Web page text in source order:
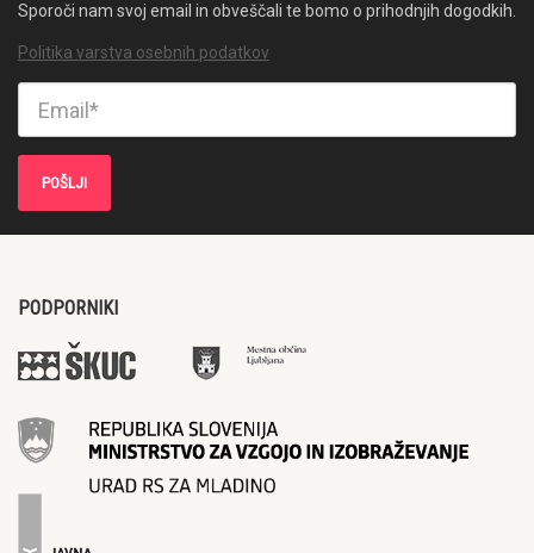
Sporoči nam svoj email in obveščali te bomo o prihodnjih dogodkih.
Politika varstva osebnih podatkov
PODPORNIKI